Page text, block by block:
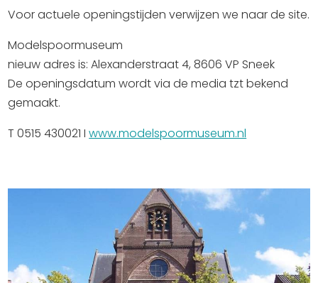
Voor actuele openingstijden verwijzen we naar de site.
Modelspoormuseum
nieuw adres is: Alexanderstraat 4, 8606 VP Sneek
De openingsdatum wordt via de media tzt bekend
gemaakt.
T 0515 430021 Iwww.modelspoormuseum.nl